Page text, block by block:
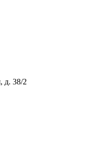
д. 38/2